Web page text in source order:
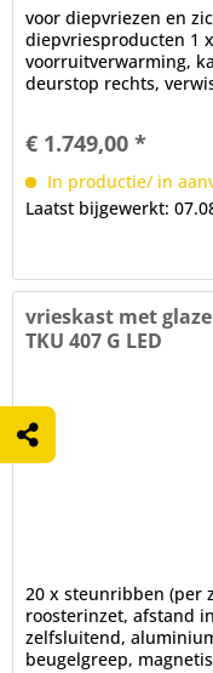
voor diepvriezen en
diepvriesproducten 1
voorruitverwarming,
deurstop rechts,
€ 1.749,00 *
In productie/ in
Laatst bijgewerkt:
vrieskast met
TKU 407 G LED
20 x steunribben (per
roosterinzet, afstand
zelfsluitend,
beugelgreep,